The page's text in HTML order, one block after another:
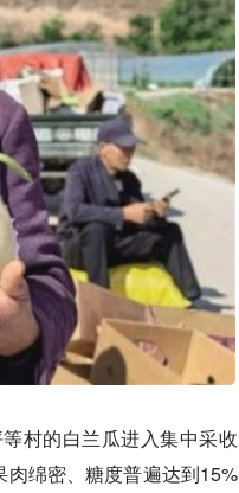
村的白兰瓜进入集中采收
绵密、糖度普遍达到15%